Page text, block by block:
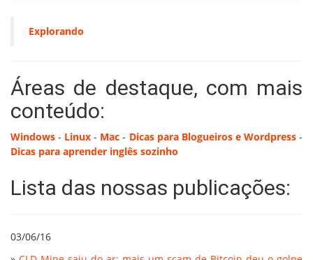
Explorando
Áreas de destaque, com mais
conteúdo:
Windows - Linux - Mac - Dicas para Blogueiros e Wordpress-
Dicas para aprender inglês sozinho
Lista das nossas publicações:
03/06/16